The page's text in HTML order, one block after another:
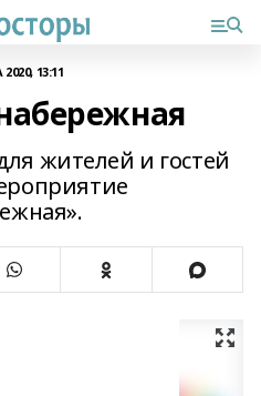
13:11
жителей и гостей